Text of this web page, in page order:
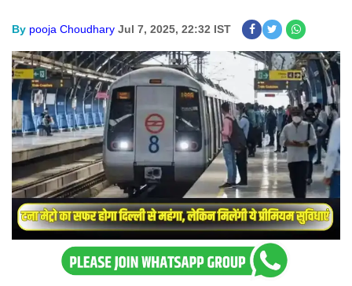
By pooja Choudhary Jul 7, 2025, 22:32 IST